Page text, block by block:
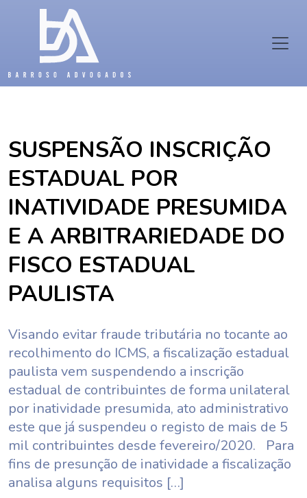
SUSPENSÃO INSCRIÇÃO
ESTADUAL POR
INATIVIDADE PRESUMIDA
E A ARBITRARIEDADE DO
FISCO ESTADUAL
PAULISTA
Visando evitar fraude tributária no tocante ao
recolhimento do ICMS, a fiscalização estadual
paulista vem suspendendo a inscrição
estadual de contribuintes de forma unilateral
por inatividade presumida, ato administrativo
este que já suspendeu o registo de mais de 5
mil contribuintes desde fevereiro/2020. Para
fins de presunção de inatividade a fiscalização
analisa alguns requisitos […]